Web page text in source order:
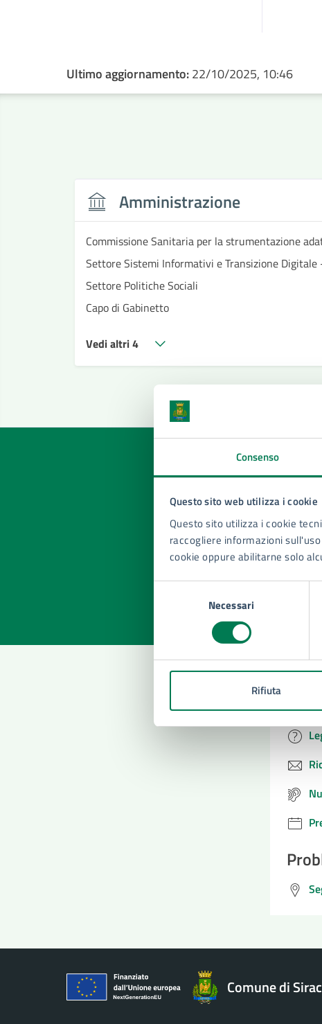
Consenso
Questo sito web utilizza i cookie
Questo sito utilizza i cookie
raccogliere informazioni
cookie oppure abilitarne solo
Necessari
Rifiuta
Ultimo aggiornamento:22/10/2025, 10:46
Amministrazione
Commissione Sanitaria per la strumentazione
Settore Sistemi Informativi e Transizione
Settore Politiche Sociali
Capo di Gabinetto
Vedi altri 4
Valuta la
Valuta 1
Comune di